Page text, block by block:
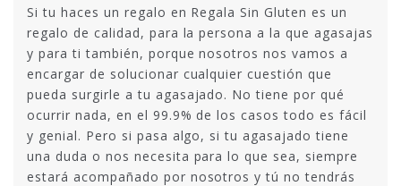
Si tu haces un regalo en Regala Sin Gluten es un
regalo de calidad, para la persona a la que agasajas
y para ti también, porque nosotros nos vamos a
encargar de solucionar cualquier cuestión que
pueda surgirle a tu agasajado. No tiene por qué
ocurrir nada, en el 99.9% de los casos todo es fácil
y genial. Pero si pasa algo, si tu agasajado tiene
una duda o nos necesita para lo que sea, siempre
estará acompañado por nosotros y tú no tendrás